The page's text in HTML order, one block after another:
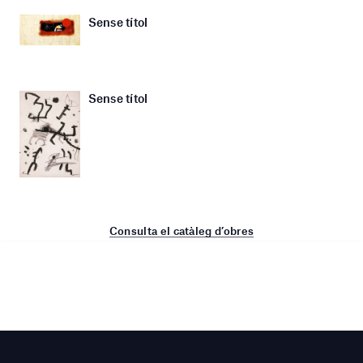
Sense títol
Sense títol
Consulta el catàleg d’obres